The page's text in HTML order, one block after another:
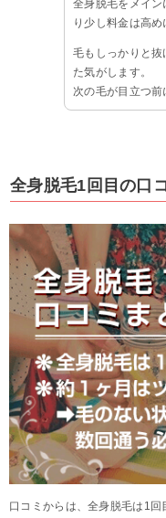
全身脱毛をメイン
り少し料金は高め
毛もしっかりと
た気がします。
次の毛が目立つ前
全身脱毛1回目の口
口コミからは、全身脱毛は1